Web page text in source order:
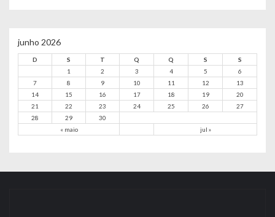
junho 2026
D S T Q Q S S
« maio jul »
1 2 3 4 5
6
7
8 9 10 11 12
13
14
15 16 17 18 19
20
21
22 23 24 25 26
27
28
29 30